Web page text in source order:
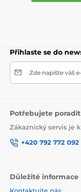
Přihlaste se do
Zde napište váš
Potřebujete poradit
Zákaznický servis je
+420 792 772 092
Důležité informace
Kontaktujte nás